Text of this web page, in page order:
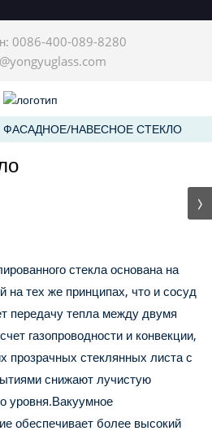
0086-400-089-8280
ФАСАДНОЕ/НАВЕСНОЕ СТЕКЛО
стекла основана на
на тех же принципах, что и сосуд
передачу тепла между двумя
газопроводности и конвекции,
прозрачных стеклянных листа с
снижают лучистую
уровня.Вакуумное
обеспечивает более высокий